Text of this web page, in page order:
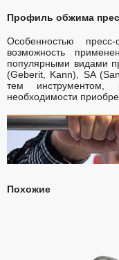
Профиль обжима
Особенностью
возможность
популярными видами
(Geberit, Kann), SA
тем
необходимости
Похожие